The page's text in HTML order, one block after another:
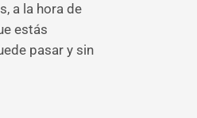
a la hora de
estás
pasar y sin